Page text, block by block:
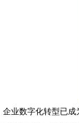
业数字化转型已